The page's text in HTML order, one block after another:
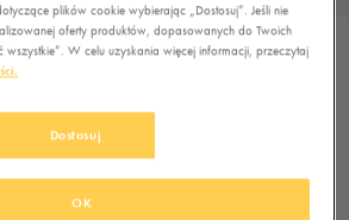
plików cookie wybierając „Dostosuj”. Jeśli nie
oferty produktów, dopasowanych do Twoich
wszystkie”. W celu uzyskania więcej informacji, przeczytaj
Dostosuj
OK